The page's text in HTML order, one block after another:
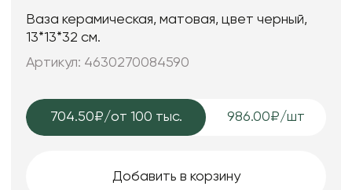
Ваза керамическая, матовая, цвет черный,
13*13*32 см.
Артикул: 4630270084590
704.50₽/от 100 тыс. 986.00₽/шт
Добавить в корзину